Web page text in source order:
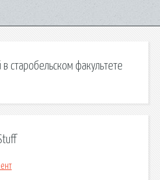
в старобельском факультете